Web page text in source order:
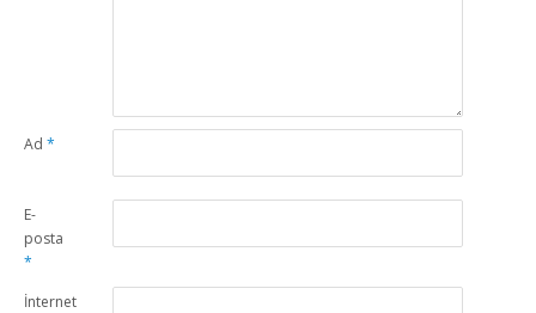
Ad*
E-
posta
*
İnternet